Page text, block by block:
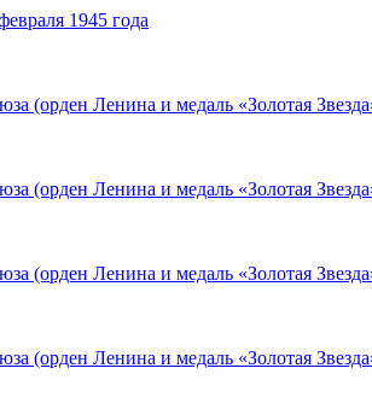
1945 года
(орден Ленина и медаль «Золотая
(орден Ленина и медаль «Золотая
(орден Ленина и медаль «Золотая
(орден Ленина и медаль «Золотая